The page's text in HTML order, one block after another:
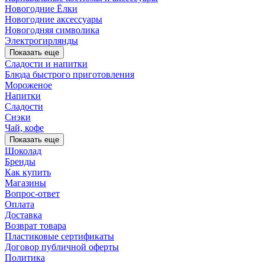
Новогодние Ёлки
Новогодние аксессуары
Новогодняя символика
Электрогирлянды
Показать еще
Сладости и напитки
Блюда быстрого приготовления
Мороженое
Напитки
Сладости
Снэки
Чай, кофе
Показать еще
Шоколад
Бренды
Как купить
Магазины
Вопрос-ответ
Оплата
Доставка
Возврат товара
Пластиковые сертификаты
Договор публичной оферты
Политика